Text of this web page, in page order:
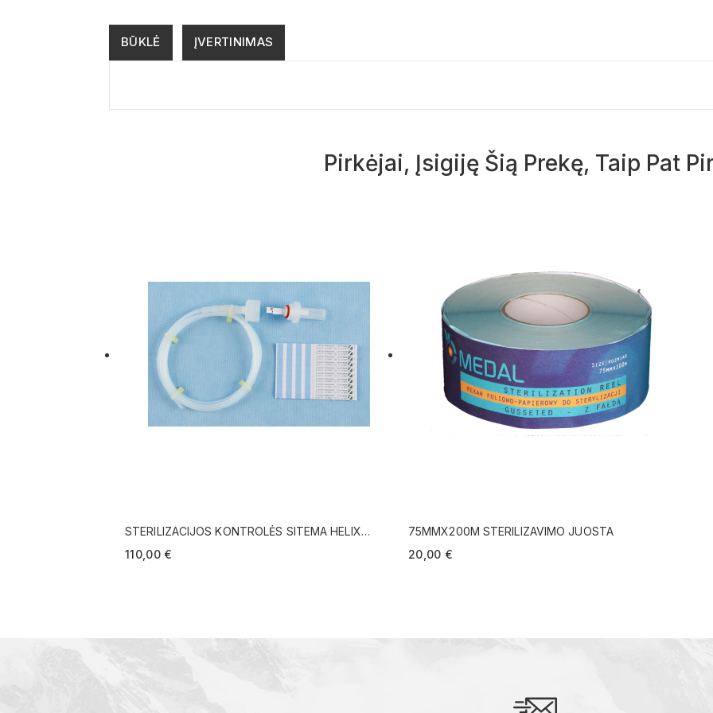
BŪKLĖ ĮVERTINIMAS
Pirkėjai, Įsigiję Šią Prekę, Taip Pat
STERILIZACIJOS KONTROLĖS SITEMA HELIX
TEST SYSTEM SU 400 VNT INDIKATORIŲ
110,00 €
75MMX200M STERILIZAVIMO JUOSTA
20,00 €